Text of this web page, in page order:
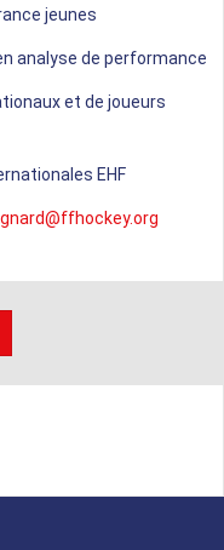
jeunes
analyse de performance
et de joueurs
EHF